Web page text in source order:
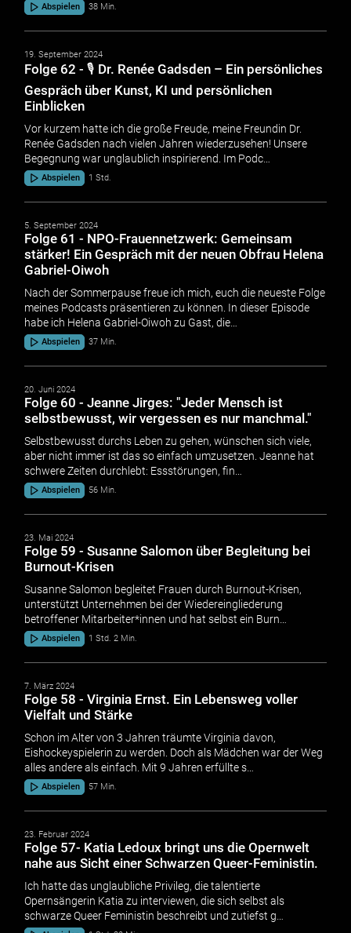
Abspielen 38 Min.
19. September 2024
Folge 62 - 🎙️ Dr. Renée Gadsden – Ein persönliches
Gespräch über Kunst, KI und persönlichen
Einblicken
Vor kurzem hatte ich die große Freude, meine Freundin Dr.
Renée Gadsden nach vielen Jahren wiederzusehen! Unsere
Begegnung war unglaublich inspirierend. Im Podc…
Abspielen 1 Std.
5. September 2024
Folge 61 - NPO-Frauennetzwerk: Gemeinsam
stärker! Ein Gespräch mit der neuen Obfrau Helena
Gabriel-Oiwoh
Nach der Sommerpause freue ich mich, euch die neueste Folge
meines Podcasts präsentieren zu können. In dieser Episode
habe ich Helena Gabriel-Oiwoh zu Gast, die…
Abspielen 37 Min.
20. Juni 2024
Folge 60 - Jeanne Jirges: "Jeder Mensch ist
selbstbewusst, wir vergessen es nur manchmal."
Selbstbewusst durchs Leben zu gehen, wünschen sich viele,
aber nicht immer ist das so einfach umzusetzen. Jeanne hat
schwere Zeiten durchlebt: Essstörungen, fin…
Abspielen 56 Min.
23. Mai 2024
Folge 59 - Susanne Salomon über Begleitung bei
Burnout-Krisen
Susanne Salomon begleitet Frauen durch Burnout-Krisen,
unterstützt Unternehmen bei der Wiedereingliederung
betroffener Mitarbeiter*innen und hat selbst ein Burn…
Abspielen 1 Std. 2 Min.
7. März 2024
Folge 58 - Virginia Ernst. Ein Lebensweg voller
Vielfalt und Stärke
Schon im Alter von 3 Jahren träumte Virginia davon,
Eishockeyspielerin zu werden. Doch als Mädchen war der Weg
alles andere als einfach. Mit 9 Jahren erfüllte s…
Abspielen 57 Min.
23. Februar 2024
Folge 57- Katia Ledoux bringt uns die Opernwelt
nahe aus Sicht einer Schwarzen Queer-Feministin.
Ich hatte das unglaubliche Privileg, die talentierte
Opernsängerin Katia zu interviewen, die sich selbst als
schwarze Queer Feministin beschreibt und zutiefst g…